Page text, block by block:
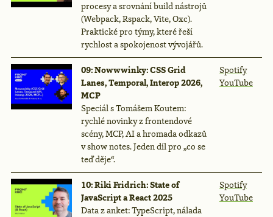
procesy a srovnání build nástrojů
(Webpack, Rspack, Vite, Oxc).
Praktické pro týmy, které řeší
rychlost a spokojenost vývojářů.
09: Nowwwinky: CSS Grid
Lanes, Temporal, Interop 2026,
MCP
Speciál s Tomášem Koutem:
rychlé novinky z frontendové
scény, MCP, AI a hromada odkazů
v show notes. Jeden díl pro „co se
teď děje“.
Spotify
YouTube
10: Riki Fridrich: State of
JavaScript a React 2025
Data z anket: TypeScript, nálada
Spotify
YouTube